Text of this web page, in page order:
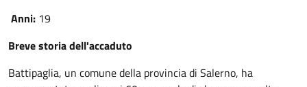
Anni: 19
Breve storia dell'accaduto
Battipaglia, un comune della provincia di Salerno, ha